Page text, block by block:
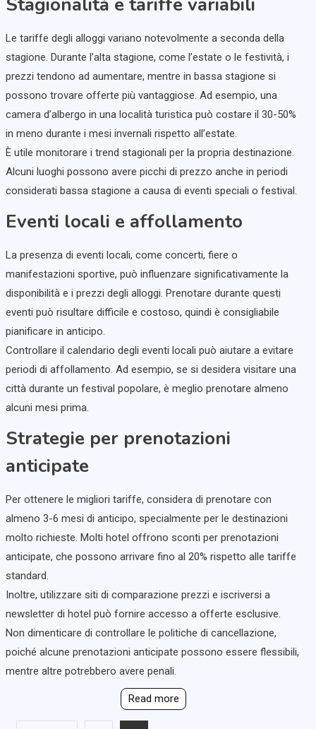
Le tariffe degli alloggi variano notevolmente a seconda della
stagione. Durante l’alta stagione, come l’estate o le festività, i
prezzi tendono ad aumentare, mentre in bassa stagione si
possono trovare offerte più vantaggiose. Ad esempio, una
camera d’albergo in una località turistica può costare il 30-50%
in meno durante i mesi invernali rispetto all’estate.
È utile monitorare i trend stagionali per la propria destinazione.
Alcuni luoghi possono avere picchi di prezzo anche in periodi
considerati bassa stagione a causa di eventi speciali o festival.
Eventi locali e affollamento
La presenza di eventi locali, come concerti, fiere o
manifestazioni sportive, può influenzare significativamente la
disponibilità e i prezzi degli alloggi. Prenotare durante questi
eventi può risultare difficile e costoso, quindi è consigliabile
pianificare in anticipo.
Controllare il calendario degli eventi locali può aiutare a evitare
periodi di affollamento. Ad esempio, se si desidera visitare una
città durante un festival popolare, è meglio prenotare almeno
alcuni mesi prima.
Strategie per prenotazioni
anticipate
Per ottenere le migliori tariffe, considera di prenotare con
almeno 3-6 mesi di anticipo, specialmente per le destinazioni
molto richieste. Molti hotel offrono sconti per prenotazioni
anticipate, che possono arrivare fino al 20% rispetto alle tariffe
standard.
Inoltre, utilizzare siti di comparazione prezzi e iscriversi a
newsletter di hotel può fornire accesso a offerte esclusive.
Non dimenticare di controllare le politiche di cancellazione,
poiché alcune prenotazioni anticipate possono essere flessibili,
mentre altre potrebbero avere penali.
Read more